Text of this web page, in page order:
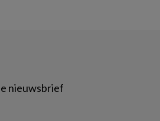
nieuwsbrief